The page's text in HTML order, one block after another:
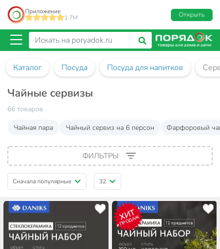
Приложение
1.7M
Открыть
Каталог Посуда Посуда для напитков
Чайные сервизы
66 товаров
Чайная пара
Чайный сервиз на 6 персон Фарфоровый
ФИЛЬТРЫ
Сначала популярные 32
ХИТ
ПРОДАЖ